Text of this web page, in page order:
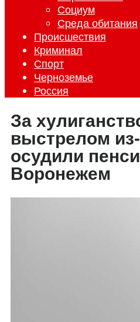
Социум
Среда обитания
Происшествия
Криминал
Спорт
Черноземье
Россия
За
выстрелом
осудили
Воронежем